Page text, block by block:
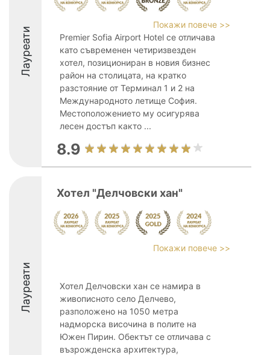
Лауреати
Покажи повече >>
Premier Sofia Airport Hotel се отличава
като съвременен четиризвезден
хотел, позициониран в новия бизнес
район на столицата, на кратко
разстояние от Терминал 1 и 2 на
Международното летище София.
Местоположението му осигурява
лесен достъп както ...
8.9
Лауреати
Хотел "Делчовски хан"
Покажи повече >>
Хотел Делчовски хан се намира в
живописното село Делчево,
разположено на 1050 метра
надморска височина в полите на
Южен Пирин. Обектът се отличава с
възрожденска архитектура,